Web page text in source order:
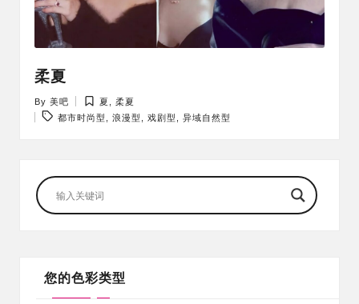
柔夏
Posted
by
By 美吧
Posted
in
夏 ,柔夏
Tags:
都市时尚型
,浪漫型 ,戏剧型 ,异域自然型
您的色彩类型